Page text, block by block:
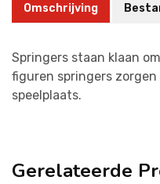
Omschrijving
Springers staan klaan
figuren springers zorgen
speelplaats.
Gerelateerde